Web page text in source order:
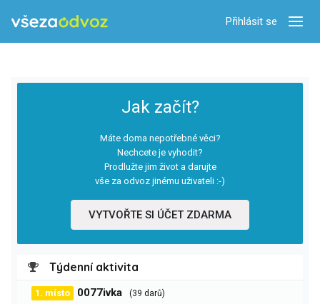
Přihlásit se
Jak začít?
Máte doma nepotřebné věci?
Nechcete je vyhodit?
Prodlužte jim život a darujte
vše za odvoz jinému uživateli :-)
VYTVOŘTE SI ÚČET ZDARMA
Týdenní aktivita
1. místo 0077ivka (39 darů)